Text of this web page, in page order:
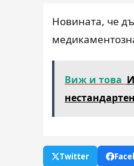
Новината, че
Виж и това
Twitter